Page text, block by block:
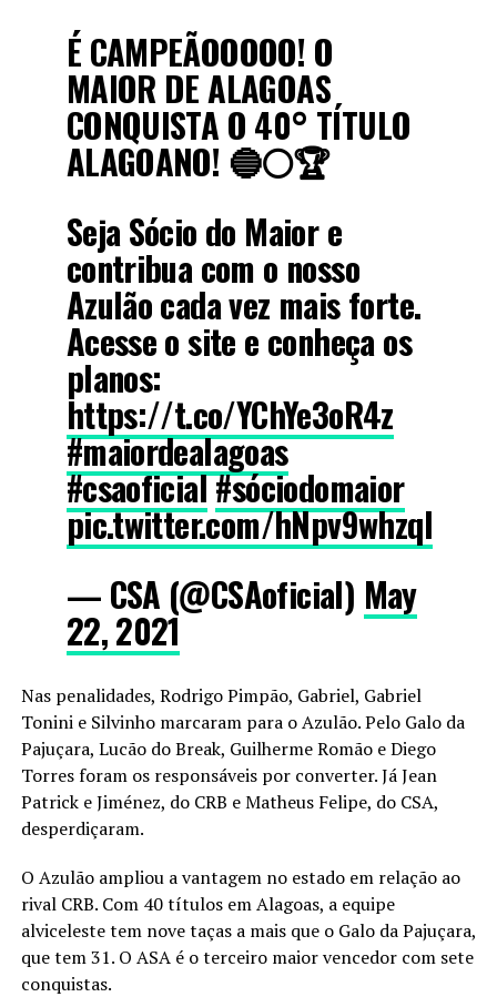
É CAMPEÃOOOOO! O
MAIOR DE ALAGOAS
CONQUISTA O 40° TÍTULO
ALAGOANO! 🔵⚪️🏆
Seja Sócio do Maior e
contribua com o nosso
Azulão cada vez mais forte.
Acesse o site e conheça os
planos:
https://t.co/YChYe3oR4z
#maiordealagoas
#csaoficial#sóciodomaior
pic.twitter.com/hNpv9whzqI
— CSA (@CSAoficial) May
22, 2021
Nas penalidades, Rodrigo Pimpão, Gabriel, Gabriel
Tonini e Silvinho marcaram para o Azulão. Pelo Galo da
Pajuçara, Lucão do Break, Guilherme Romão e Diego
Torres foram os responsáveis por converter. Já Jean
Patrick e Jiménez, do CRB e Matheus Felipe, do CSA,
desperdiçaram.
O Azulão ampliou a vantagem no estado em relação ao
rival CRB. Com 40 títulos em Alagoas, a equipe
alviceleste tem nove taças a mais que o Galo da Pajuçara,
que tem 31. O ASA é o terceiro maior vencedor com sete
conquistas.